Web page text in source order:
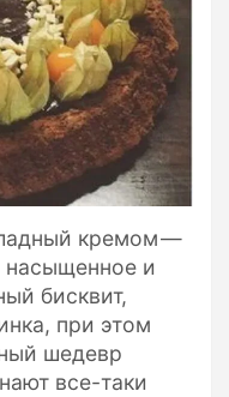
кремом —
насыщенное и
бисквит,
при этом
шедевр
все-таки